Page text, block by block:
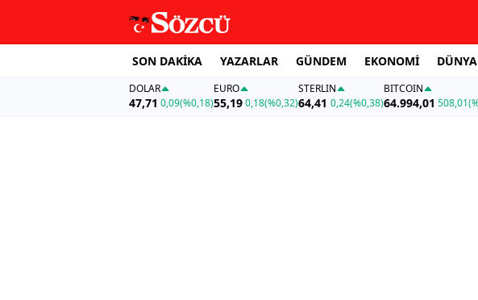
SON DAKİKA YAZARLAR GÜNDEM EKONOMİ DÜNYA
DOLAR
47,71 0,09(%0,18)
EURO
55,19 0,18(%0,32)
STERLIN
64,41 0,24(%0,38)
BITCOIN
64.994,01 508,01